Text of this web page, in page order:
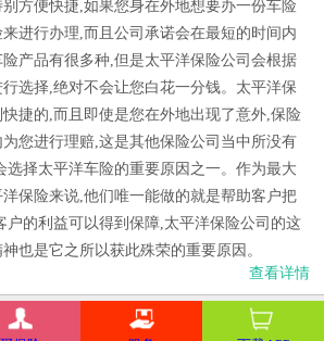
方便快捷,如果您身在外地想要办一份车险
进行办理,而且公司承诺会在最短的时间内
产品有很多种,但是太平洋保险公司会根据
选择,绝对不会让您白花一分钱。太平洋保
捷的,而且即使是您在外地出现了意外,保险
您进行理赔,这是其他保险公司当中所没有
选择太平洋车险的重要原因之一。作为最大
保险来说,他们唯一能做的就是帮助客户把
户的利益可以得到保障,太平洋保险公司的这
也是它之所以获此殊荣的重要原因。
查看详情